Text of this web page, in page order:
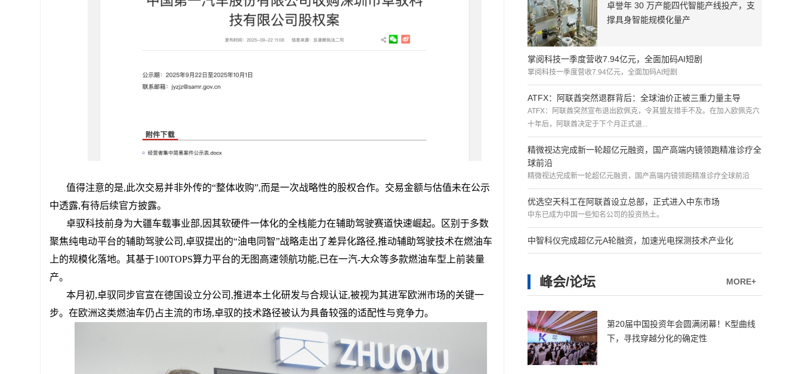
值得注意的是,此次交易并非外传的“整体收购”,而是一次战略性的股权合作。交易金额与估值未在公示
中透露,有待后续官方披露。
卓驭科技前身为大疆车载事业部,因其软硬件一体化的全栈能力在辅助驾驶赛道快速崛起。区别于多数
聚焦纯电动平台的辅助驾驶公司,卓驭提出的“油电同智”战略走出了差异化路径,推动辅助驾驶技术在燃油车
上的规模化落地。其基于100TOPS算力平台的无图高速领航功能,已在一汽-大众等多款燃油车型上前装量
产。
本月初,卓驭同步官宣在德国设立分公司,推进本土化研发与合规认证,被视为其进军欧洲市场的关键一
步。在欧洲这类燃油车仍占主流的市场,卓驭的技术路径被认为具备较强的适配性与竞争力。
卓誉年 30 万产能四代智能产线投产，支
撑具身智能规模化量产
掌阅科技一季度营收7.94亿元，全面加码AI短剧
掌阅科技一季度营收7.94亿元，全面加码AI短剧
ATFX：阿联酋突然退群背后：全球油价正被三重力量主导
ATFX：阿联酋突然宣布退出欧佩克，令其盟友措手不及。在加入欧佩克六
十年后，阿联酋决定于下个月正式退...
精微视达完成新一轮超亿元融资，国产高端内镜领跑精准诊疗全
球前沿
精微视达完成新一轮超亿元融资，国产高端内镜领跑精准诊疗全球前沿
优选空天科工在阿联酋设立总部，正式进入中东市场
中东已成为中国一些知名公司的投资热土。
中智科仪完成超亿元A轮融资，加速光电探测技术产业化
MORE+
峰会/论坛
第20届中国投资年会圆满闭幕！K型曲线
下，寻找穿越分化的确定性